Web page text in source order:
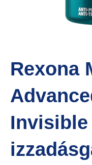
Rexona